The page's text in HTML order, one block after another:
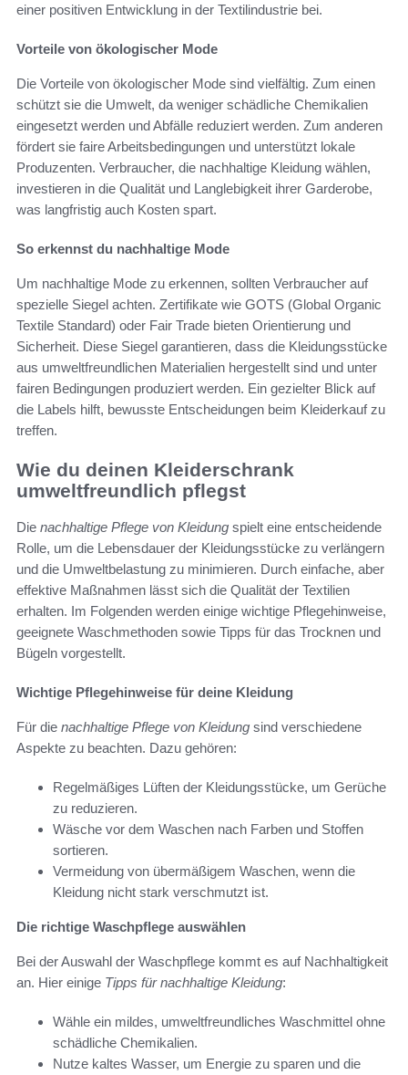
einer positiven Entwicklung in der Textilindustrie bei.
Vorteile von ökologischer Mode
Die Vorteile von ökologischer Mode sind vielfältig. Zum einen
schützt sie die Umwelt, da weniger schädliche Chemikalien
eingesetzt werden und Abfälle reduziert werden. Zum anderen
fördert sie faire Arbeitsbedingungen und unterstützt lokale
Produzenten. Verbraucher, die nachhaltige Kleidung wählen,
investieren in die Qualität und Langlebigkeit ihrer Garderobe,
was langfristig auch Kosten spart.
So erkennst du nachhaltige Mode
Um nachhaltige Mode zu erkennen, sollten Verbraucher auf
spezielle Siegel achten. Zertifikate wie GOTS (Global Organic
Textile Standard) oder Fair Trade bieten Orientierung und
Sicherheit. Diese Siegel garantieren, dass die Kleidungsstücke
aus umweltfreundlichen Materialien hergestellt sind und unter
fairen Bedingungen produziert werden. Ein gezielter Blick auf
die Labels hilft, bewusste Entscheidungen beim Kleiderkauf zu
treffen.
Wie du deinen Kleiderschrank
umweltfreundlich pflegst
Die nachhaltige Pflege von Kleidung spielt eine entscheidende
Rolle, um die Lebensdauer der Kleidungsstücke zu verlängern
und die Umweltbelastung zu minimieren. Durch einfache, aber
effektive Maßnahmen lässt sich die Qualität der Textilien
erhalten. Im Folgenden werden einige wichtige Pflegehinweise,
geeignete Waschmethoden sowie Tipps für das Trocknen und
Bügeln vorgestellt.
Wichtige Pflegehinweise für deine Kleidung
Für die nachhaltige Pflege von Kleidung sind verschiedene
Aspekte zu beachten. Dazu gehören:
Regelmäßiges Lüften der Kleidungsstücke, um Gerüche
zu reduzieren.
Wäsche vor dem Waschen nach Farben und Stoffen
sortieren.
Vermeidung von übermäßigem Waschen, wenn die
Kleidung nicht stark verschmutzt ist.
Die richtige Waschpflege auswählen
Bei der Auswahl der Waschpflege kommt es auf Nachhaltigkeit
an. Hier einige Tipps für nachhaltige Kleidung:
Wähle ein mildes, umweltfreundliches Waschmittel ohne
schädliche Chemikalien.
Nutze kaltes Wasser, um Energie zu sparen und die